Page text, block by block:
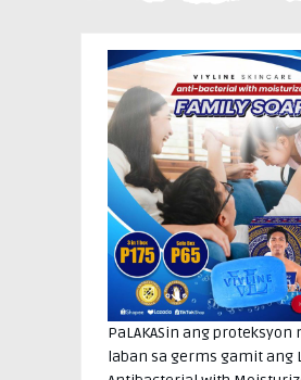
PaLAKASin ang proteksyon
laban sa germs gamit ang